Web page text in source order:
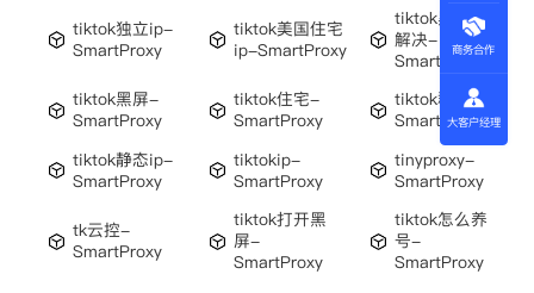
tiktok独立ip-
SmartProxy
tiktok美国住宅
ip-SmartProxy
tiktok黑屏怎么
解决-
SmartProxy
tiktok黑屏-
SmartProxy
tiktok住宅-
SmartProxy
tiktok群控-
SmartProxy
tiktok静态ip-
SmartProxy
tiktokip-
SmartProxy
tinyproxy-
SmartProxy
tk云控-
SmartProxy
tiktok打开黑
屏-
SmartProxy
tiktok怎么养
号-
SmartProxy
商务合作
大客户经理